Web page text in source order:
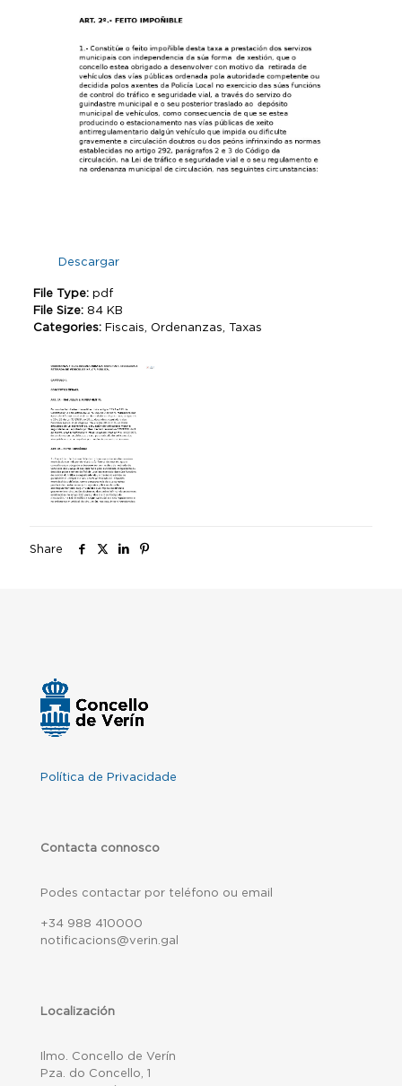
Descargar
File Type: pdf
File Size: 84 KB
Categories: Fiscais, Ordenanzas, Taxas
Share
Política de Privacidade
Contacta connosco
Podes contactar por teléfono ou email
+34 988 410000
notificacions@verin.gal
Localización
Ilmo. Concello de Verín
Pza. do Concello, 1